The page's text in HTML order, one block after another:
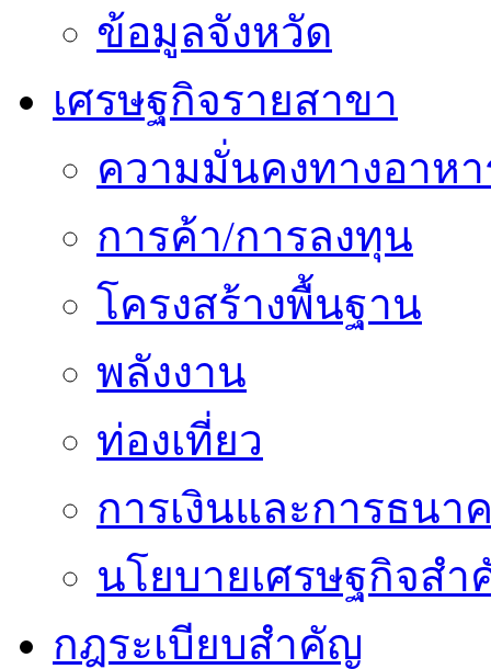
ข้อมูลจังหวัด
เศรษฐกิจรายสาขา
ความมั่นคงทางอาหา
การค้า/การลงทุน
โครงสร้างพื้นฐาน
พลังงาน
ท่องเที่ยว
การเงินและการธนา
นโยบายเศรษฐกิจส
กฎระเบียบสำคัญ